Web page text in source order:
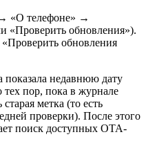
«О телефоне» →
«Проверить обновления»).
обновления
показала недавнюю дату
пор, пока в журнале
метка (то есть
проверки). После этого
поиск доступных OTA-